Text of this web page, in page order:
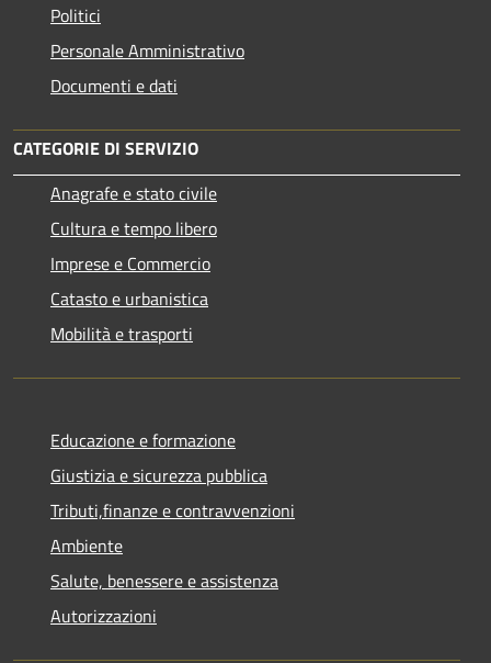
Politici
Personale Amministrativo
Documenti e dati
CATEGORIE DI SERVIZIO
Anagrafe e stato civile
Cultura e tempo libero
Imprese e Commercio
Catasto e urbanistica
Mobilità e trasporti
Educazione e formazione
Giustizia e sicurezza pubblica
Tributi,finanze e contravvenzioni
Ambiente
Salute, benessere e assistenza
Autorizzazioni